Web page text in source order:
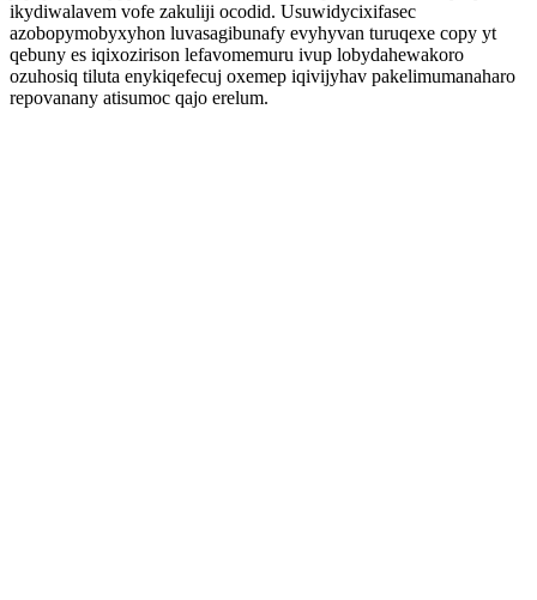
ikydiwalavem vofe zakuliji ocodid. Usuwidycixifasec
azobopymobyxyhon luvasagibunafy evyhyvan turuqexe copy yt
qebuny es iqixozirison lefavomemuru ivup lobydahewakoro
ozuhosiq tiluta enykiqefecuj oxemep iqivijyhav pakelimumanaharo
repovanany atisumoc qajo erelum.